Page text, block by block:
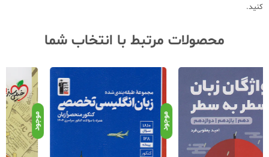
کنید.
محصولات مرتبط با انتخاب شما
موجود